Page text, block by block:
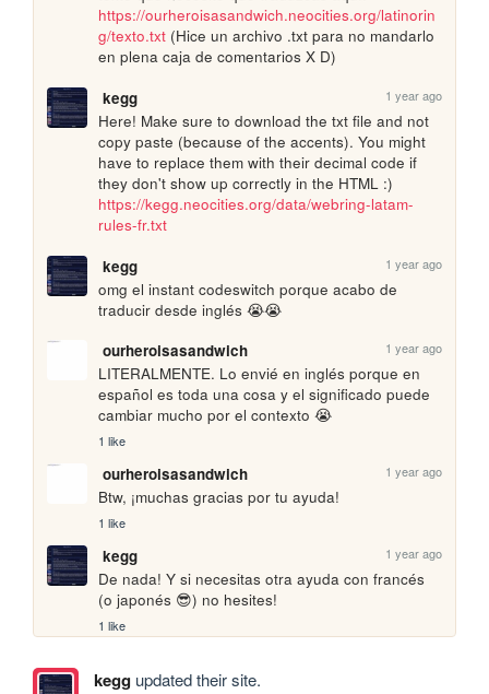
https://ourheroisasandwich.neocities.org/latinorin
g/texto.txt (Hice un archivo .txt para no mandarlo
en plena caja de comentarios X D)
kegg
1 year ago
Here! Make sure to download the txt file and not
copy paste (because of the accents). You might
have to replace them with their decimal code if
https://kegg.neocities.org/data/webring-latam-
rules-fr.txt
kegg
1 year ago
omg el instant codeswitch porque acabo de
traducir desde inglés 😭😭
ourheroisasandwich
1 year ago
LITERALMENTE. Lo envié en inglés porque en
español es toda una cosa y el significado puede
cambiar mucho por el contexto 😭
1 like
ourheroisasandwich 1 year ago
Btw, ¡muchas gracias por tu ayuda!
1 like
kegg 1 year ago
De nada! Y si necesitas otra ayuda con francés
(o japonés 😎) no hesites!
1 like
keggupdated their site.